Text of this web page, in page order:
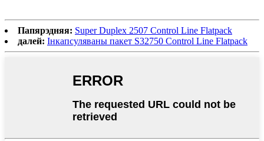
Папярэдняя: Super Duplex 2507 Control Line Flatpack
далей: Інкапсуляваны пакет S32750 Control Line Flatpack